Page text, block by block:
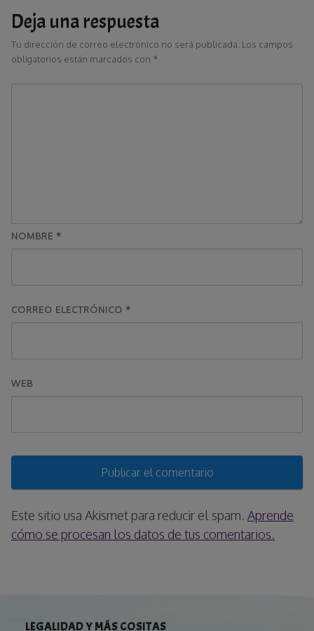
Deja una respuesta
Tu dirección de correo electrónico no será publicada. Los campos
obligatorios están marcados con *
NOMBRE *
CORREO ELECTRÓNICO *
WEB
Este sitio usa Akismet para reducir el spam. Aprende
cómo se procesan los datos de tus comentarios.
LEGALIDAD Y MÁS COSITAS